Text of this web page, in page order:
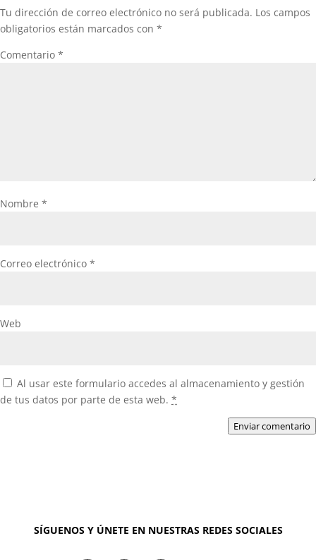
Tu dirección de correo electrónico no será publicada. Los campos
obligatorios están marcados con *
Comentario *
Nombre *
Correo electrónico *
Web
Al usar este formulario accedes al almacenamiento y gestión
de tus datos por parte de esta web. *
Enviar comentario
SÍGUENOS Y ÚNETE EN NUESTRAS REDES SOCIALES